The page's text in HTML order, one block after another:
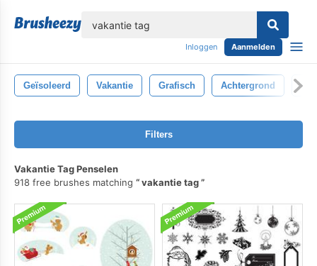
Inloggen Aanmelden
Geïsoleerd Vakantie Grafisch Achtergrond
Filters
Vakantie Tag Penselen
918 free brushes matching
vakantie tag